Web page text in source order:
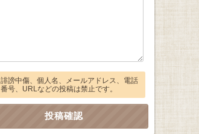
誹謗中傷、個人名、メールアドレス、電話
番号、URLなどの投稿は禁止です。